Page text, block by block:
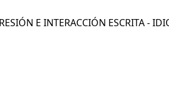
E INTERACCIÓN ESCRITA -